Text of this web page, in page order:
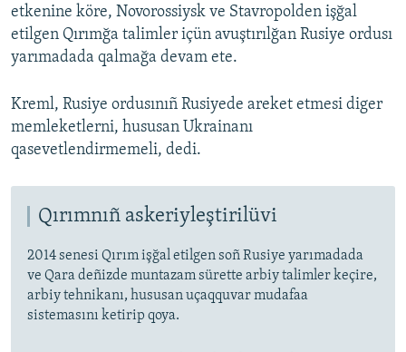
etkenine köre, Novorossiysk ve Stavropolden işğal
etilgen Qırımğa talimler içün avuştırılğan Rusiye ordusı
yarımadada qalmağa devam ete.
Kreml, Rusiye ordusınıñ Rusiyede areket etmesi diger
memleketlerni, hususan Ukrainanı
qasevetlendirmemeli, dedi.
Qırımnıñ askeriyleştirilüvi
2014 senesi Qırım işğal etilgen soñ Rusiye yarımadada
ve Qara deñizde muntazam sürette arbiy talimler keçire,
arbiy tehnikanı, hususan uçaqquvar mudafaa
sistemasını ketirip qoya.